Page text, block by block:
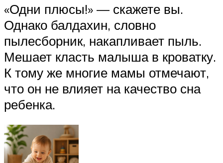
«Одни плюсы!» — скажете вы.
Однако балдахин, словно
пылесборник, накапливает пыль.
Мешает класть малыша в кроватку.
К тому же многие мамы отмечают,
что он не влияет на качество сна
ребенка.